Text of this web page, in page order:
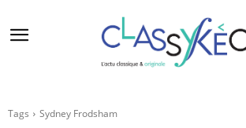
Tags Sydney Frodsham